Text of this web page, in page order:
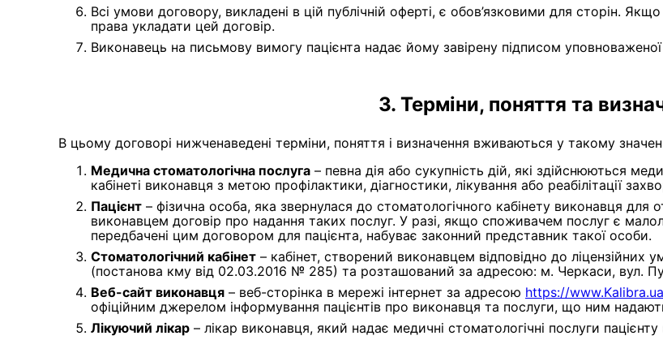
Всі умови договору, викладені в цій публічній оферті, є обов’язковими для сторін.
права укладати цей договір.
Виконавець на письмову вимогу пацієнта надає йому завірену підписом
Терміни, поняття та
В цьому договорі нижченаведені терміни, поняття і визначення вживаються у такому
Медична стоматологічна послуга – певна дія або сукупність дій, які здійснюються
кабінеті виконавця з метою профілактики, діагностики, лікування або реабілітації
Пацієнт – фізична особа, яка звернулася до стоматологічного кабінету виконавця
виконавцем договір про надання таких послуг. У разі, якщо споживачем послуг є
передбачені цим договором для пацієнта, набуває законний представник такої особи.
Стоматологічний кабінет – кабінет, створений виконавцем відповідно до ліцензійних
(постанова кму від 02.03.2016 № 285) та розташований за адресою: м. Черкаси, вул.
Веб-сайт виконавця – веб-сторінка в мережі інтернет за адресою https://www.Kalibra.ua
офіційним джерелом інформування пацієнтів про виконавця та послуги, що ним
Лікуючий лікар – лікар виконавця, який надає медичні стоматологічні послуги